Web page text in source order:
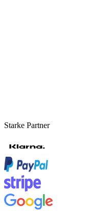
Starke Partner